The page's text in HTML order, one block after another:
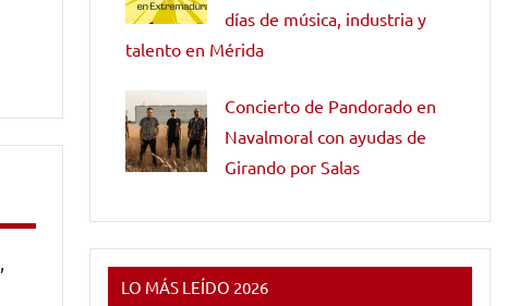
días de música, industria y
talento en Mérida
Concierto de Pandorado en
Navalmoral con ayudas de
Girando por Salas
LO MÁS LEÍDO 2026